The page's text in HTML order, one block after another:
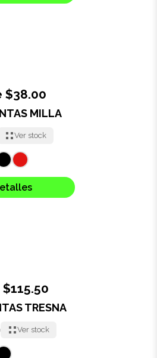
$38.00
MILLA
Ver stock
TRESNA
Ver stock